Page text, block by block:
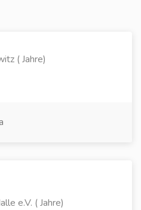
( Jahre)
e.V. ( Jahre)